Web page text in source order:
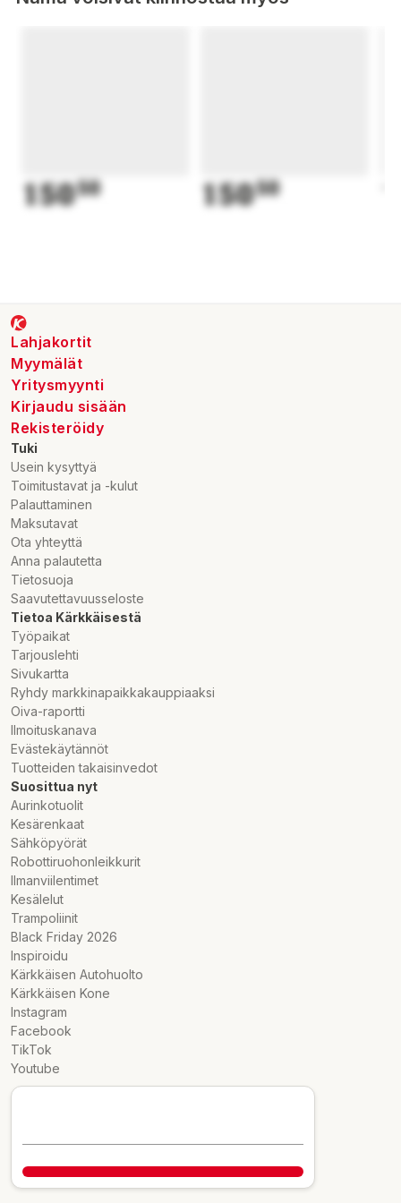
15050 15050
Lahjakortit
Myymälät
Yritysmyynti
Kirjaudu sisään
Rekisteröidy
Tuki
Usein kysyttyä
Toimitustavat ja -kulut
Palauttaminen
Maksutavat
Ota yhteyttä
Anna palautetta
Tietosuoja
Saavutettavuusseloste
Tietoa Kärkkäisestä
Työpaikat
Tarjouslehti
Sivukartta
Ryhdy markkinapaikkakauppiaaksi
Oiva-raportti
Ilmoituskanava
Evästekäytännöt
Tuotteiden takaisinvedot
Suosittua nyt
Aurinkotuolit
Kesärenkaat
Sähköpyörät
Robottiruohonleikkurit
Ilmanviilentimet
Kesälelut
Trampoliinit
Black Friday 2026
Inspiroidu
Kärkkäisen Autohuolto
Kärkkäisen Kone
Instagram
Facebook
TikTok
Youtube